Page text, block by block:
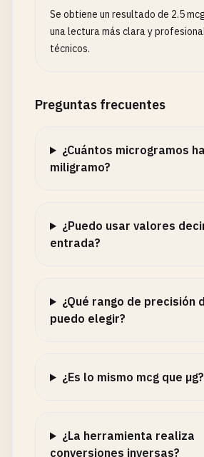
Se obtiene un resultado de 2.5
una lectura más clara y
técnicos.
Preguntas frecuentes
¿Cuántos microgramos
miligramo?
¿Puedo usar valores
entrada?
¿Qué rango de precisión
puedo elegir?
¿Es lo mismo mcg que µg?
¿La herramienta realiza
conversiones inversas?